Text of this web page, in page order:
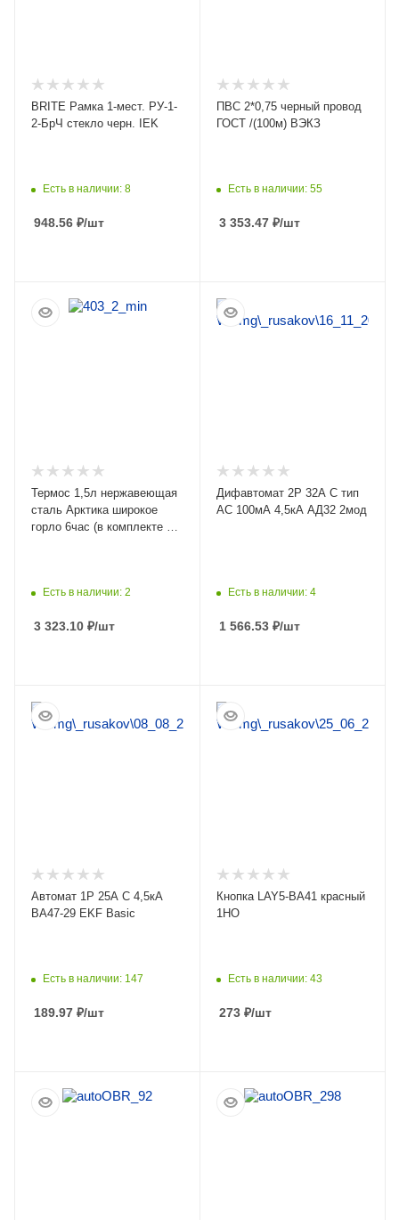
BRITE Рамка 1-мест. РУ-1-
2-БрЧ стекло черн. IEK
Есть в наличии: 8
948.56 ₽/шт
ПОДРОБНЕЕ
ПВС 2*0,75 черный провод
ГОСТ /(100м) ВЭКЗ
Есть в наличии: 55
3 353.47 ₽/шт
Термос 1,5л нержавеющая
сталь Арктика широкое
горло 6час (в комплекте с
Есть в наличии: 2
3 323.10 ₽/шт
Дифавтомат 2Р 32А C тип
AC 100мА 4,5кА АД32 2мод
Есть в наличии: 4
1 566.53 ₽/шт
Автомат 1Р 25А C 4,5кА
ВА47-29 EKF Basic
Есть в наличии: 147
189.97 ₽/шт
ПОДРОБНЕЕ
Кнопка LAY5-BA41 красный
1НO
Есть в наличии: 43
273 ₽/шт
ПОДРОБНЕЕ